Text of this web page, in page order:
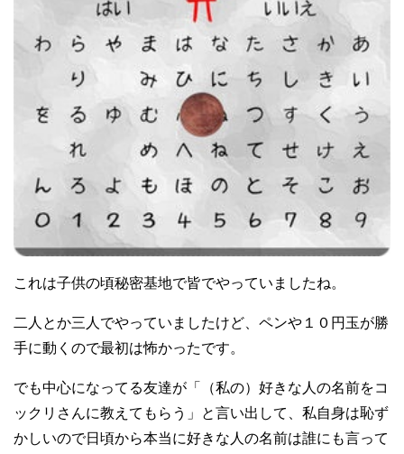
これは子供の頃秘密基地で皆でやっていましたね。
二人とか三人でやっていましたけど、ペンや１０円玉が勝
手に動くので最初は怖かったです。
でも中心になってる友達が「（私の）好きな人の名前をコ
ックリさんに教えてもらう」と言い出して、私自身は恥ず
かしいので日頃から本当に好きな人の名前は誰にも言って